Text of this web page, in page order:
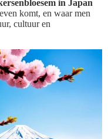
in Japan
komt, en waar men
cultuur en